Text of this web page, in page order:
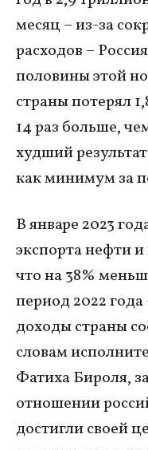
месяц – из-за
расходов –
половины этой
страны потерял
14 раз больше,
худший
как минимум за
В январе 2023
экспорта нефти и
что на 38%
период 2022
доходы страны
словам
Фатиха Бироля,
отношении
достигли своей